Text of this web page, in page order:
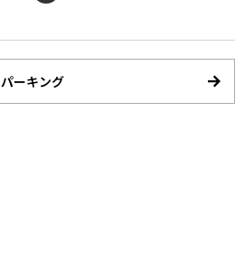
パーキング